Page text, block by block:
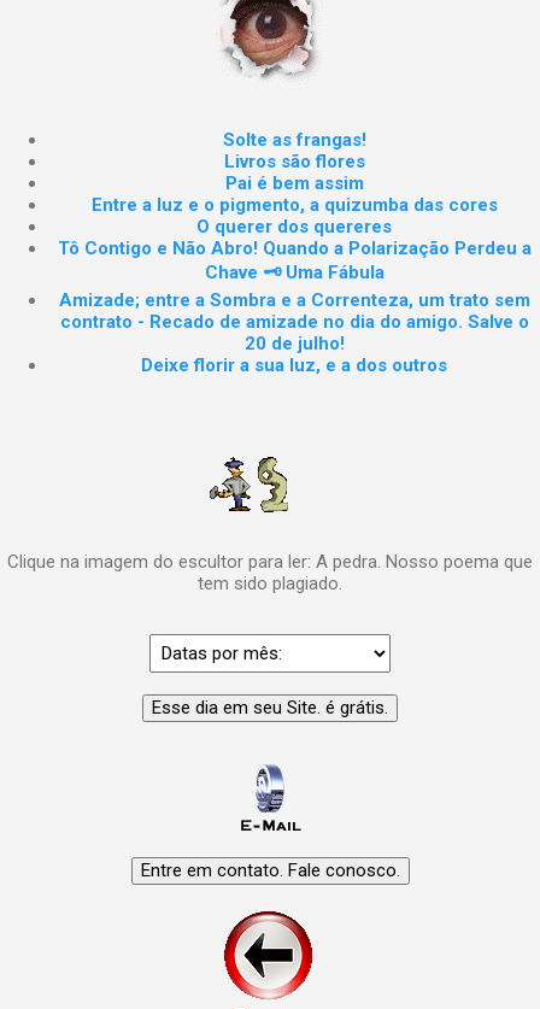
Solte as frangas!
Livros são flores
Pai é bem assim
Entre a luz e o pigmento, a quizumba das cores
O querer dos quereres
Tô Contigo e Não Abro! Quando a Polarização Perdeu a
Chave 🗝️ Uma Fábula
Amizade; entre a Sombra e a Correnteza, um trato sem
contrato - Recado de amizade no dia do amigo. Salve o
20 de julho!
Deixe florir a sua luz, e a dos outros
Clique na imagem do escultor para ler: A pedra. Nosso poema que
tem sido plagiado.